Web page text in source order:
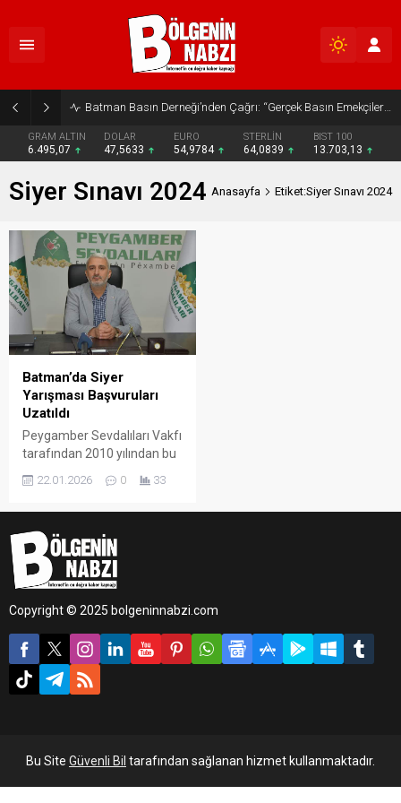
Batman Basın Derneği’nden Çağrı: “Gerçek Basın Emekçileri Desteklenmeli”
GRAM ALTIN
6.495,07
DOLAR
47,5633
EURO
54,9784
STERLİN
64,0839
BIST 100
13.703,13
Siyer Sınavı 2024 Anasayfa Etiket:Siyer Sınavı 2024
Batman’da Siyer
Yarışması Başvuruları
Uzatıldı
Peygamber Sevdalıları Vakfı
tarafından 2010 yılından bu
geleneksel hâle gelen Siyer
“Kaybedeni olmayan”
yarışma için Batman
genelinde yoğun ilgi olduğu
22.01.2026 0 33
Copyright © 2025 bolgeninnabzi.com
Bu Site Güvenli Bil tarafından sağlanan hizmet kullanmaktadır.